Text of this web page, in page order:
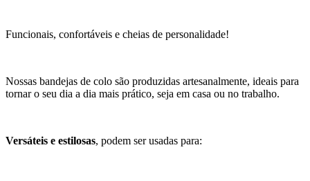
Funcionais, confortáveis e cheias de personalidade!
Nossas bandejas de colo são produzidas artesanalmente, ideais para
tornar o seu dia a dia mais prático, seja em casa ou no trabalho.
Versáteis e estilosas, podem ser usadas para: